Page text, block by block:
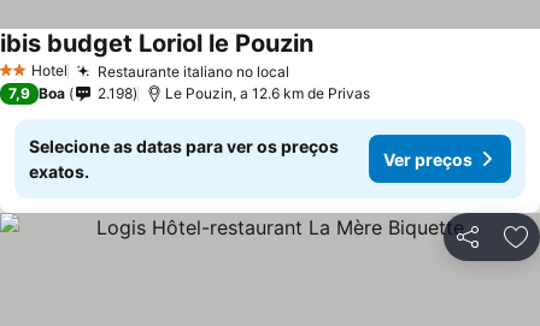
2 Estrelas
Hotel Restaurante italiano no local
ibis budget Loriol le Pouzin
7,9 Boa 2.198 Le Pouzin, a 12.6 km de Privas
Selecione as datas para ver os preços
exatos.
Ver preços
Partilhar